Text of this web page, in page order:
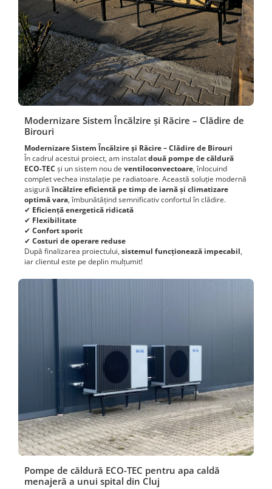
Modernizare Sistem Încălzire și Răcire – Clădire de
Birouri
Modernizare Sistem Încălzire și Răcire – Clădire de Birouri
În cadrul acestui proiect, am instalatdouă pompe de căldură
ECO-TEC și un sistem nou de ventiloconvectoare, înlocuind
complet vechea instalație pe radiatoare. Această soluție modernă
asigurăîncălzire eficientă pe timp de iarnă și climatizare
optimă vara, îmbunătățind semnificativ confortul în clădire.
✔ Eficiență energetică ridicată
✔ Flexibilitate
✔ Confort sporit
✔ Costuri de operare reduse
După finalizarea proiectului, sistemul funcționează impecabil,
iar clientul este pe deplin mulțumit!
Pompe de căldură ECO-TEC pentru apa caldă
menajeră a unui spital din Cluj